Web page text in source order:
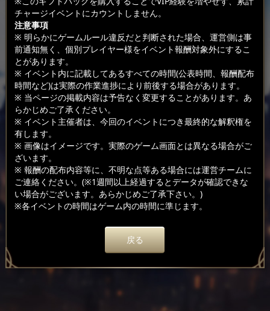
チャージイベントにカウントしません。
注意事項
※ 明らかにゲームルール違反だと判断された場合、運営側は事
前通知無く、個別プレイヤー様をイベント報酬対象外にするこ
とがあります。
※ イベント内に記載してあるすべての時間(公表時間、報酬配布
時間など)は実際の作業進捗により前後する場合があります。
※ 当ページの掲載内容は予告なく変更することがあります。あ
らかじめご了承ください。
※ イベント主催者は、今回のイベントにつき最終的な解釈権を
有します。
※ 画像はイメージです。実際のゲーム画面とは異なる場合がご
ざいます。
※ 報酬の配布内容等に、不明な点等ある場合には運営チームに
ご連絡ください。(※1週間以上経過するとデータが確認できな
い場合がございます。あらかじめご了承下さい。)
※各イベントの時間はゲーム内の時間に準じます。
戻る